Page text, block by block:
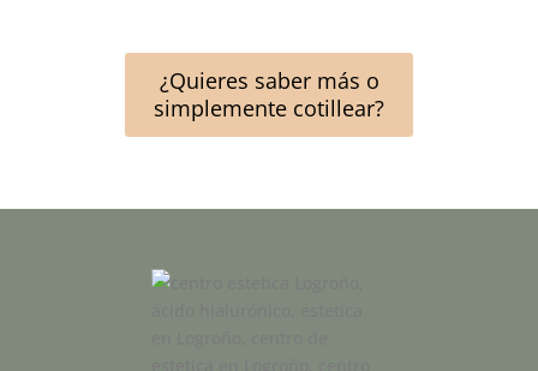
¿Quieres saber más o
simplemente cotillear?